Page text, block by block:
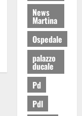
News
Martina
Ospedale
palazzo
ducale
Pd
Pdl